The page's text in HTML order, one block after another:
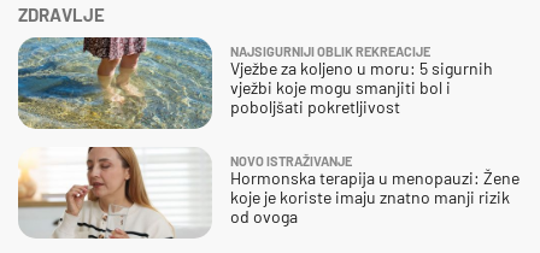
ZDRAVLJE
NAJSIGURNIJI OBLIK REKREACIJE
Vježbe za koljeno u moru: 5 sigurnih
vježbi koje mogu smanjiti bol i
poboljšati pokretljivost
NOVO ISTRAŽIVANJE
Hormonska terapija u menopauzi: Žene
koje je koriste imaju znatno manji rizik
od ovoga